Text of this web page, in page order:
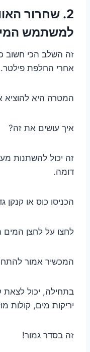
2. שחרור
למשתמש
אחרי החלפת פילטר.
המטרה היא להוציא
איך עושים את זה?
זה יכול להשתנות
דומה.
הכניסו כוס או
לחצו על לחצן המים
המכשיר אמור
בתחילה, יכול לצאת
יריקות מים, קולות
זה בסדר גמור!